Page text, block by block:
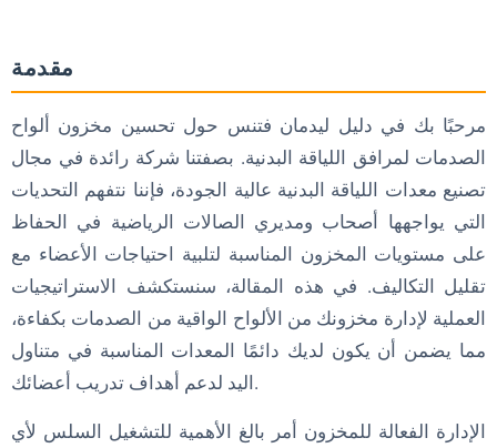
3. إنشاء نقاط إعادة الترتيب
حلول تخزين فعالة
1. رفوف تخزين عمودية
2. الحلول المثبتة على الحائط
3. وضع العلامات واللافتات
ممارسات الشراء الاستراتيجي
1. المشتريات بالجملة
2. المبيعات الموسمية
3. الشراكة مع موردين موثوق بهم
مقدمة
مرحبًا بك في دليل ليدمان فتنس حول تحسين مخزون ألواح
الصدمات لمرافق اللياقة البدنية. بصفتنا شركة رائدة في مجال
تصنيع معدات اللياقة البدنية عالية الجودة، فإننا نتفهم التحديات
التي يواجهها أصحاب ومديري الصالات الرياضية في الحفاظ
على مستويات المخزون المناسبة لتلبية احتياجات الأعضاء مع
تقليل التكاليف. في هذه المقالة، سنستكشف الاستراتيجيات
العملية لإدارة مخزونك من الألواح الواقية من الصدمات بكفاءة،
مما يضمن أن يكون لديك دائمًا المعدات المناسبة في متناول
اليد لدعم أهداف تدريب أعضائك.
الإدارة الفعالة للمخزون أمر بالغ الأهمية للتشغيل السلس لأي